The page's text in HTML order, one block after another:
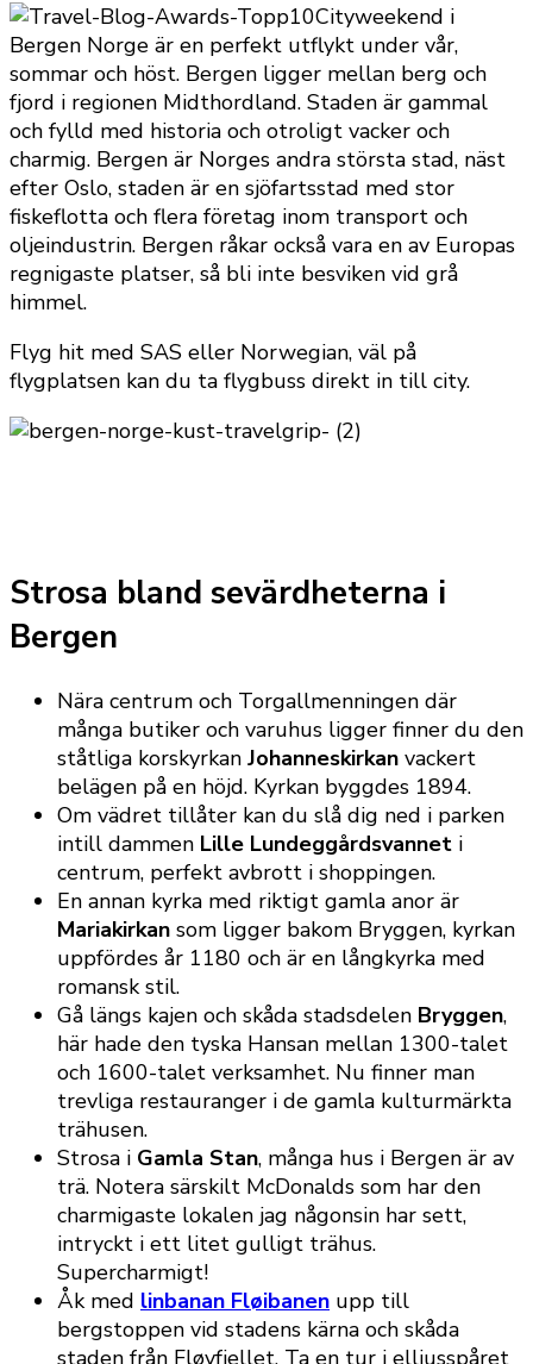
Cityweekend i
Bergen Norge är en perfekt utflykt under vår,
sommar och höst. Bergen ligger mellan berg och
fjord i regionen Midthordland. Staden är gammal
och fylld med historia och otroligt vacker och
charmig. Bergen är Norges andra största stad, näst
efter Oslo, staden är en sjöfartsstad med stor
fiskeflotta och flera företag inom transport och
oljeindustrin. Bergen råkar också vara en av Europas
regnigaste platser, så bli inte besviken vid grå
himmel.
Flyg hit med SAS eller Norwegian, väl på
flygplatsen kan du ta flygbuss direkt in till city.
Strosa bland sevärdheterna i
Bergen
Nära centrum och Torgallmenningen där
många butiker och varuhus ligger finner du den
ståtliga korskyrkan Johanneskirkan vackert
belägen på en höjd. Kyrkan byggdes 1894.
Om vädret tillåter kan du slå dig ned i parken
intill dammen Lille Lundeggårdsvannet i
centrum, perfekt avbrott i shoppingen.
En annan kyrka med riktigt gamla anor är
Mariakirkan som ligger bakom Bryggen, kyrkan
uppfördes år 1180 och är en långkyrka med
romansk stil.
Gå längs kajen och skåda stadsdelen Bryggen,
här hade den tyska Hansan mellan 1300-talet
och 1600-talet verksamhet. Nu finner man
trevliga restauranger i de gamla kulturmärkta
trähusen.
Strosa i Gamla Stan, många hus i Bergen är av
trä. Notera särskilt McDonalds som har den
charmigaste lokalen jag någonsin har sett,
intryckt i ett litet gulligt trähus.
Supercharmigt!
Åk med linbanan Fløibanen upp till
bergstoppen vid stadens kärna och skåda
staden från Fløyfjellet. Ta en tur i elljusspåret